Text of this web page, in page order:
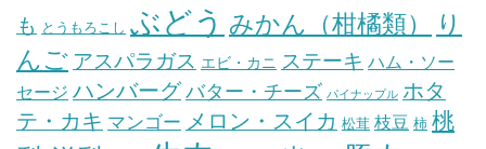
も とうもろこし ぶどう みかん（柑橘類）
り
んご アスパラガス エビ・カニ ステーキ ハム・ソー
セージ ハンバーグ バター・チーズ パイナップル ホタ
テ・カキ マンゴー メロン・スイカ 松茸 枝豆 柿 桃